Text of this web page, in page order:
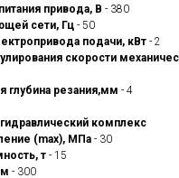
привода, В - 380
сети, Гц - 50
подачи, кВт - 2
скорости
глубина резания,мм - 4
комплекс
(max), МПа - 30
т - 15
- 300